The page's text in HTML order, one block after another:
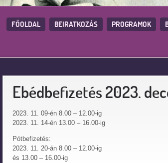
FŐOLDAL BEIRATKOZÁS PROGRAMOK
Ebédbefizetés 2023.
2023. 11. 09-én 8.00 – 12.00-ig
2023. 11. 14-én 13.00 – 16.00-ig
Pótbefizetés:
2023. 11. 20-án 8.00 – 12.00-ig
és 13.00 – 16.00-ig